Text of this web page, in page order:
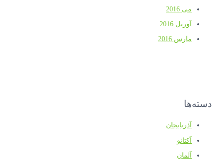
می 2016
آوریل 2016
مارس 2016
دسته‌ها
آذربایجان
آکتائو
آلمان